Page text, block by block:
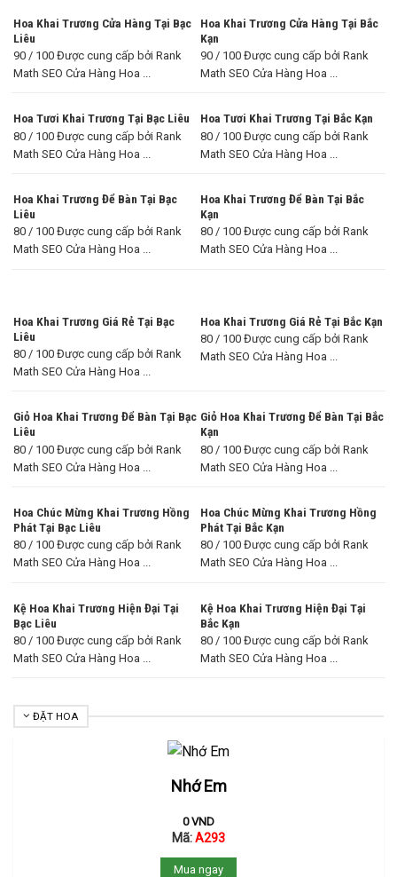
Hoa Khai Trương Cửa Hàng Tại Bạc
Liêu
90 / 100 Được cung cấp bởi Rank
Math SEO Cửa Hàng Hoa ...
Hoa Khai Trương Cửa Hàng Tại Bắc
Kạn
90 / 100 Được cung cấp bởi Rank
Math SEO Cửa Hàng Hoa ...
Hoa Tươi Khai Trương Tại Bạc Liêu
80 / 100 Được cung cấp bởi Rank
Math SEO Cửa Hàng Hoa ...
Hoa Tươi Khai Trương Tại Bắc Kạn
80 / 100 Được cung cấp bởi Rank
Math SEO Cửa Hàng Hoa ...
Hoa Khai Trương Để Bàn Tại Bạc
Liêu
80 / 100 Được cung cấp bởi Rank
Math SEO Cửa Hàng Hoa ...
Hoa Khai Trương Để Bàn Tại Bắc
Kạn
80 / 100 Được cung cấp bởi Rank
Math SEO Cửa Hàng Hoa ...
Hoa Khai Trương Giá Rẻ Tại Bạc
Liêu
80 / 100 Được cung cấp bởi Rank
Math SEO Cửa Hàng Hoa ...
Hoa Khai Trương Giá Rẻ Tại Bắc Kạn
80 / 100 Được cung cấp bởi Rank
Math SEO Cửa Hàng Hoa ...
Giỏ Hoa Khai Trương Để Bàn Tại Bạc
Liêu
80 / 100 Được cung cấp bởi Rank
Math SEO Cửa Hàng Hoa ...
Giỏ Hoa Khai Trương Để Bàn Tại Bắc
Kạn
80 / 100 Được cung cấp bởi Rank
Math SEO Cửa Hàng Hoa ...
Hoa Chúc Mừng Khai Trương Hồng
Phát Tại Bạc Liêu
80 / 100 Được cung cấp bởi Rank
Math SEO Cửa Hàng Hoa ...
Hoa Chúc Mừng Khai Trương Hồng
Phát Tại Bắc Kạn
80 / 100 Được cung cấp bởi Rank
Math SEO Cửa Hàng Hoa ...
Kệ Hoa Khai Trương Hiện Đại Tại
Bạc Liêu
80 / 100 Được cung cấp bởi Rank
Math SEO Cửa Hàng Hoa ...
Kệ Hoa Khai Trương Hiện Đại Tại
Bắc Kạn
80 / 100 Được cung cấp bởi Rank
Math SEO Cửa Hàng Hoa ...
ĐẶT HOA
Nhớ Em
0VND
Mã:A293
Mua ngay